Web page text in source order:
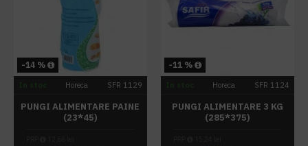
-14 %
Horeca SFR 1129
PUNGI ALIMENTARE PAINE
(23*45)
-11 %
Horeca SFR 1124
PUNGI ALIMENTARE 3 KG
(285*375)